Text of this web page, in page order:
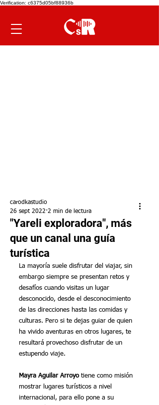
Verification: c6375d05bf88936b
"Yareli exploradora", más
que un canal una guía
turística
carodkastudio
26 sept 2022 2 min de lectura
La mayoría suele disfrutar del viajar, sin
embargo siempre se presentan retos y
desafíos cuando visitas un lugar
desconocido, desde el desconocimiento
de las direcciones hasta las comidas y
culturas. Pero si te dejas guiar de quien
ha vivido aventuras en otros lugares, te
resultará provechoso disfrutar de un
estupendo viaje.
Mayra Aguilar Arroyo tiene como misión
mostrar lugares turísticos a nivel
internacional, para ello pone a su